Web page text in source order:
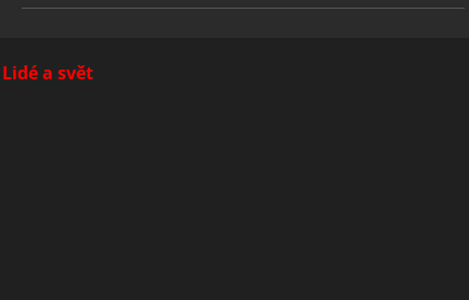
Lidé a svět